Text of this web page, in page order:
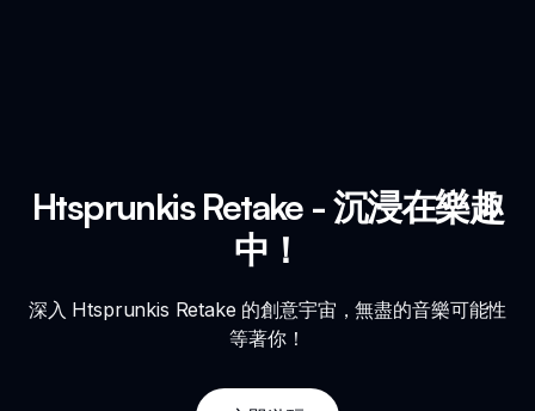
Htsprunkis Retake - 沉浸在樂趣
中！
深入 Htsprunkis Retake 的創意宇宙，無盡的音樂可能性
等著你！